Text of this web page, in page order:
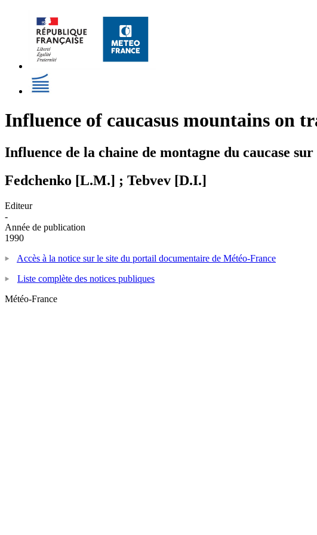
Influence of caucasus mountains on
Influence de la chaine de montagne du caucase
Fedchenko [L.M.] ; Tebvev [D.I.]
Editeur
-
Année de publication
1990
Accès à la notice sur le site du portail documentaire de Météo-France
Liste complète des notices publiques
Météo-France